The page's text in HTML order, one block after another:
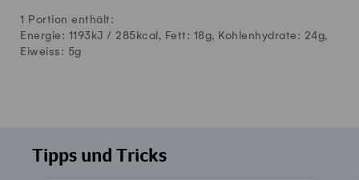
1 Portion enthält:
Energie: 1193kJ / 285 kcal, Fett: 18g, Kohlenhydrate: 24g,
Eiweiss: 5g
Tipps und Tricks